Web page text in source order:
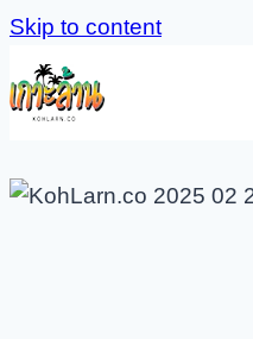
Skip to content